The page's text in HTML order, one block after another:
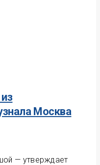
Москва
— утверждает